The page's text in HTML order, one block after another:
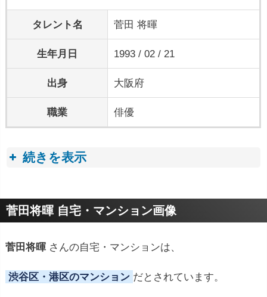
タレント名 菅田 将暉
生年月日 1993 / 02 / 21
出身 大阪府
職業 俳優
続きを表示
プロフィールトピック
菅田将暉 自宅・マンション画像
菅田将暉 さんの自宅・マンションは、
渋谷区・港区のマンション だとされています。